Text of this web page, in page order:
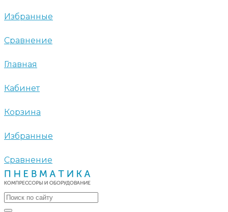
Избранные
Сравнение
Главная
Кабинет
Корзина
Избранные
Сравнение